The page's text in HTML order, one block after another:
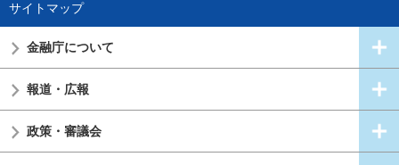
サイトマップ
金融庁について
報道・広報
政策・審議会